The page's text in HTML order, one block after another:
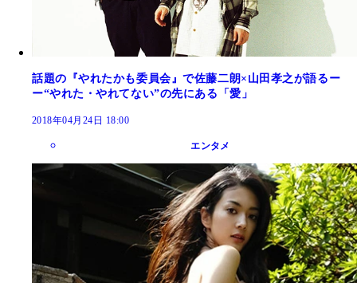
話題の『やれたかも委員会』で佐藤二朗×山田孝之が語るー
ー“やれた・やれてない”の先にある「愛」
2018年04月24日 18:00
エンタメ